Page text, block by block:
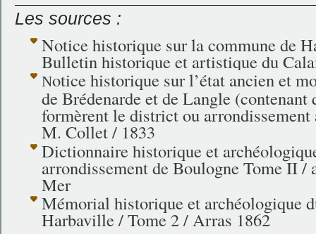
Les sources :
Notice historique sur la commune de
Bulletin historique et artistique du
Notice historique sur l’état ancien et
de Brédenarde et de Langle
formèrent le district ou
M. Collet / 1833
Dictionnaire historique et
arrondissement de Boulogne Tome II
Mer
Mémorial historique et archéologique
Harbaville / Tome 2 / Arras 1862